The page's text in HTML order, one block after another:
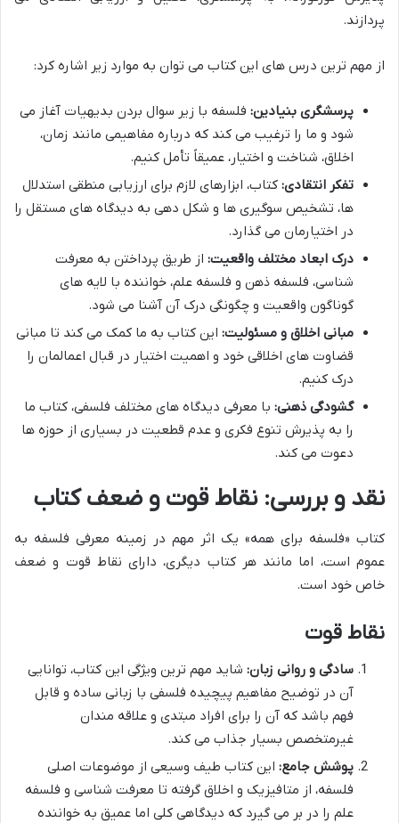
پردازند.
از مهم ترین درس های این کتاب می توان به موارد زیر اشاره کرد:
پرسشگری بنیادین: فلسفه با زیر سوال بردن بدیهیات آغاز می
شود و ما را ترغیب می کند که درباره مفاهیمی مانند زمان،
اخلاق، شناخت و اختیار، عمیقاً تأمل کنیم.
تفکر انتقادی: کتاب، ابزارهای لازم برای ارزیابی منطقی استدلال
ها، تشخیص سوگیری ها و شکل دهی به دیدگاه های مستقل را
در اختیارمان می گذارد.
درک ابعاد مختلف واقعیت: از طریق پرداختن به معرفت
شناسی، فلسفه ذهن و فلسفه علم، خواننده با لایه های
گوناگون واقعیت و چگونگی درک آن آشنا می شود.
مبانی اخلاق و مسئولیت: این کتاب به ما کمک می کند تا مبانی
قضاوت های اخلاقی خود و اهمیت اختیار در قبال اعمالمان را
درک کنیم.
گشودگی ذهنی: با معرفی دیدگاه های مختلف فلسفی، کتاب ما
را به پذیرش تنوع فکری و عدم قطعیت در بسیاری از حوزه ها
دعوت می کند.
نقد و بررسی: نقاط قوت و ضعف کتاب
کتاب «فلسفه برای همه» یک اثر مهم در زمینه معرفی فلسفه به
عموم است، اما مانند هر کتاب دیگری، دارای نقاط قوت و ضعف
خاص خود است.
نقاط قوت
سادگی و روانی زبان: شاید مهم ترین ویژگی این کتاب، توانایی
آن در توضیح مفاهیم پیچیده فلسفی با زبانی ساده و قابل
فهم باشد که آن را برای افراد مبتدی و علاقه مندان
غیرمتخصص بسیار جذاب می کند.
پوشش جامع: این کتاب طیف وسیعی از موضوعات اصلی
فلسفه، از متافیزیک و اخلاق گرفته تا معرفت شناسی و فلسفه
علم را در بر می گیرد که دیدگاهی کلی اما عمیق به خواننده